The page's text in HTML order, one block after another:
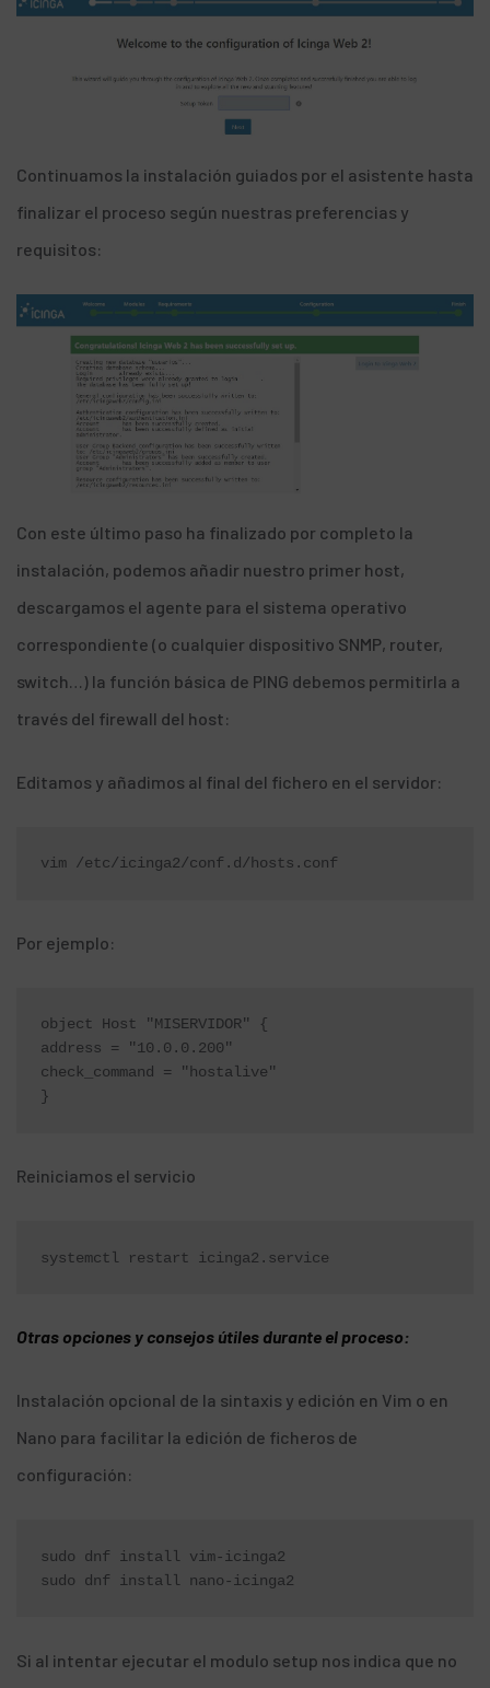
Continuamos la instalación guiados por el asistente hasta
finalizar el proceso según nuestras preferencias y
requisitos:
Con este último paso ha finalizado por completo la
instalación, podemos añadir nuestro primer host,
descargamos el agente para el sistema operativo
correspondiente (o cualquier dispositivo SNMP, router,
switch…) la función básica de PING debemos permitirla a
través del firewall del host:
Editamos y añadimos al final del fichero en el servidor:
vim /etc/icinga2/conf.d/hosts.conf
Por ejemplo:
object Host "MISERVIDOR" {
address = "10.0.0.200"
check_command = "hostalive"
}
Reiniciamos el servicio
systemctl restart icinga2.service
Otras opciones y consejos útiles durante el proceso:
Instalación opcional de la sintaxis y edición en Vim o en
Nano para facilitar la edición de ficheros de
configuración:
sudo dnf install vim-icinga2
sudo dnf install nano-icinga2
Si al intentar ejecutar el modulo setup nos indica que no